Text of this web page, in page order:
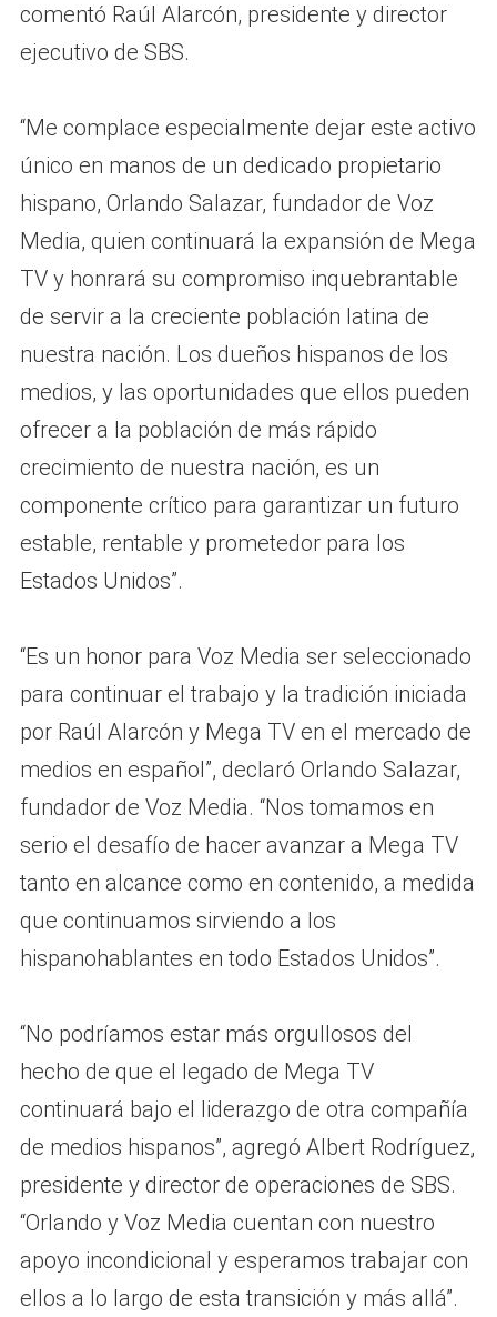
comentó Raúl Alarcón, presidente y director
ejecutivo de SBS.
“Me complace especialmente dejar este activo
único en manos de un dedicado propietario
hispano, Orlando Salazar, fundador de Voz
Media, quien continuará la expansión de Mega
TV y honrará su compromiso inquebrantable
de servir a la creciente población latina de
nuestra nación. Los dueños hispanos de los
medios, y las oportunidades que ellos pueden
ofrecer a la población de más rápido
crecimiento de nuestra nación, es un
componente crítico para garantizar un futuro
estable, rentable y prometedor para los
Estados Unidos”.
“Es un honor para Voz Media ser seleccionado
para continuar el trabajo y la tradición iniciada
por Raúl Alarcón y Mega TV en el mercado de
medios en español”, declaró Orlando Salazar,
fundador de Voz Media. “Nos tomamos en
serio el desafío de hacer avanzar a Mega TV
tanto en alcance como en contenido, a medida
que continuamos sirviendo a los
hispanohablantes en todo Estados Unidos”.
“No podríamos estar más orgullosos del
hecho de que el legado de Mega TV
continuará bajo el liderazgo de otra compañía
de medios hispanos”, agregó Albert Rodríguez,
presidente y director de operaciones de SBS.
“Orlando y Voz Media cuentan con nuestro
apoyo incondicional y esperamos trabajar con
ellos a lo largo de esta transición y más allá”.